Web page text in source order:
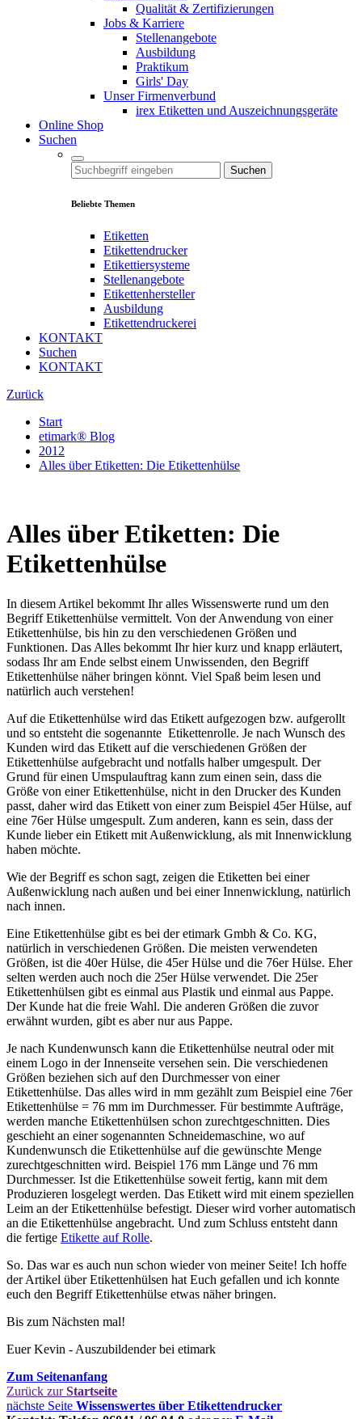
Qualität & Zertifizierungen
Jobs & Karriere
Stellenangebote
Ausbildung
Praktikum
Girls' Day
Unser Firmenverbund
irex Etiketten und Auszeichnungsgeräte
Online Shop
Suchen
Suchen
Beliebte Themen
Etiketten
Etikettendrucker
Etikettiersysteme
Stellenangebote
Etikettenhersteller
Ausbildung
Etikettendruckerei
KONTAKT
Suchen
KONTAKT
Zurück
Start
etimark® Blog
2012
Alles über Etiketten: Die Etikettenhülse
Alles über Etiketten: Die
Etikettenhülse
In diesem Artikel bekommt Ihr alles Wissenswerte rund um den
Begriff Etikettenhülse vermittelt. Von der Anwendung von einer
Etikettenhülse, bis hin zu den verschiedenen Größen und
Funktionen. Das Alles bekommt Ihr hier kurz und knapp erläutert,
sodass Ihr am Ende selbst einem Unwissenden, den Begriff
Etikettenhülse näher bringen könnt. Viel Spaß beim lesen und
natürlich auch verstehen!
Auf die Etikettenhülse wird das Etikett aufgezogen bzw. aufgerollt
und so entsteht die sogenannte Etikettenrolle. Je nach Wunsch des
Kunden wird das Etikett auf die verschiedenen Größen der
Etikettenhülse aufgebracht und notfalls halber umgespult. Der
Grund für einen Umspulauftrag kann zum einen sein, dass die
Größe von einer Etikettenhülse, nicht in den Drucker des Kunden
passt, daher wird das Etikett von einer zum Beispiel 45er Hülse, auf
eine 76er Hülse umgespult. Zum anderen, kann es sein, dass der
Kunde lieber ein Etikett mit Außenwicklung, als mit Innenwicklung
haben möchte.
Wie der Begriff es schon sagt, zeigen die Etiketten bei einer
Außenwicklung nach außen und bei einer Innenwicklung, natürlich
nach innen.
Eine Etikettenhülse gibt es bei der etimark Gmbh & Co. KG,
natürlich in verschiedenen Größen. Die meisten verwendeten
Größen, ist die 40er Hülse, die 45er Hülse und die 76er Hülse. Eher
selten werden auch noch die 25er Hülse verwendet. Die 25er
Etikettenhülsen gibt es einmal aus Plastik und einmal aus Pappe.
Der Kunde hat die freie Wahl. Die anderen Größen die zuvor
erwähnt wurden, gibt es aber nur aus Pappe.
Je nach Kundenwunsch kann die Etikettenhülse neutral oder mit
einem Logo in der Innenseite versehen sein. Die verschiedenen
Größen beziehen sich auf den Durchmesser von einer
Etikettenhülse. Das alles wird in mm gezählt zum Beispiel eine 76er
Etikettenhülse = 76 mm im Durchmesser. Für bestimmte Aufträge,
werden manche Etikettenhülsen schon zurechtgeschnitten. Dies
geschieht an einer sogenannten Schneidemaschine, wo auf
Kundenwunsch die Etikettenhülse auf die gewünschte Menge
zurechtgeschnitten wird. Beispiel 176 mm Länge und 76 mm
Durchmesser. Ist die Etikettenhülse soweit fertig, kann mit dem
Produzieren losgelegt werden. Das Etikett wird mit einem speziellen
Leim an der Etikettenhülse befestigt. Dieser wird vorher automatisch
an die Etikettenhülse angebracht. Und zum Schluss entsteht dann
die fertige Etikette auf Rolle.
So. Das war es auch nun schon wieder von meiner Seite! Ich hoffe
der Artikel über Etikettenhülsen hat Euch gefallen und ich konnte
euch den Begriff Etikettenhülse etwas näher bringen.
Bis zum Nächsten mal!
Euer Kevin - Auszubildender bei etimark
Zum Seitenanfang
Zurück zurStartseite
nächste Seite Wissenswertes über Etikettendrucker